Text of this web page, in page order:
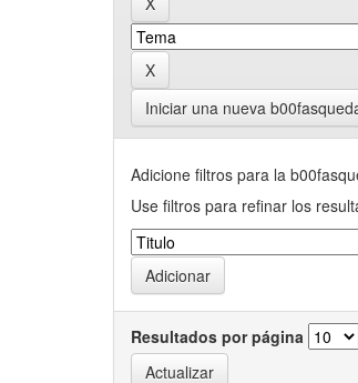
Iniciar una nueva
Adicione filtros para la
Use filtros para refinar los
Resultados por página